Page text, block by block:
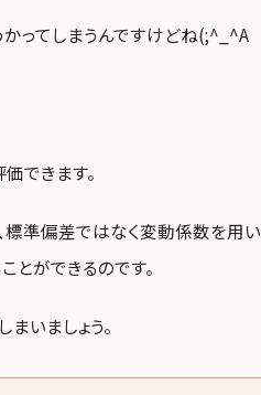
ってしまうんですけどね(;^_^A
できます。
準偏差ではなく変動係数を用い
とができるのです。
いましょう。